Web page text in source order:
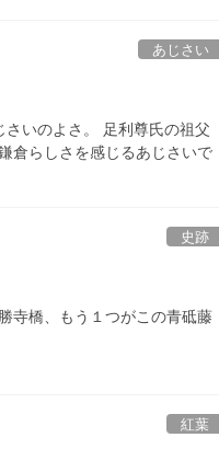
あじさい
いのよさ。 足利尊氏の祖父
倉らしさを感じるあじさいで
史跡
寺橋、もう１つがこの青砥藤
紅葉